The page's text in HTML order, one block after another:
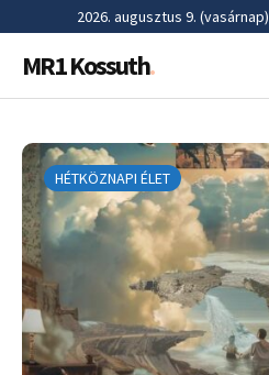
2026. augusztus 9. (vasárnap)
MR1 Kossuth.
HÉTKÖZNAPI ÉLET